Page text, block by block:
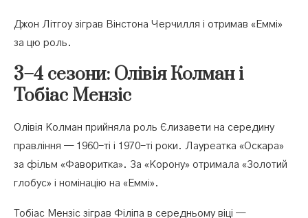
Джон Літгоу зіграв Вінстона Черчилля і отримав «Еммі»
за цю роль.
3–4 сезони: Олівія Колман і
Тобіас Мензіс
Олівія Колман прийняла роль Єлизавети на середину
правління — 1960-ті і 1970-ті роки. Лауреатка «Оскара»
за фільм «Фаворитка». За «Корону» отримала «Золотий
глобус» і номінацію на «Еммі».
Тобіас Мензіс зіграв Філіпа в середньому віці —